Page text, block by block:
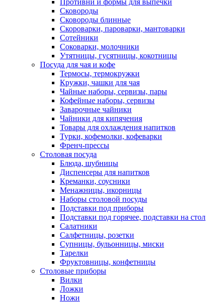
Противни и формы для выпечки
Сковороды
Сковороды блинные
Скороварки, пароварки, мантоварки
Сотейники
Соковарки, молочники
Утятницы, гусятницы, кокотницы
Посуда для чая и кофе
Термосы, термокружки
Кружки, чашки для чая
Чайные наборы, сервизы, пары
Кофейные наборы, сервизы
Заварочные чайники
Чайники для кипячения
Товары для охлаждения напитков
Турки, кофемолки, кофеварки
Френч-прессы
Столовая посуда
Блюда, шубницы
Диспенсеры для напитков
Креманки, соусники
Менажницы, икорницы
Наборы столовой посуды
Подставки под приборы
Подставки под горячее, подставки на стол
Салатники
Салфетницы, розетки
Супницы, бульонницы, миски
Тарелки
Фруктовницы, конфетницы
Столовые приборы
Вилки
Ложки
Ножи